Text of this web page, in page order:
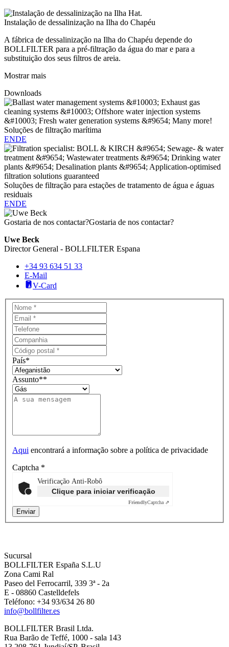
Instalação de dessalinização na Ilha do Chapéu
A fábrica de dessalinização na Ilha do Chapéu depende do
BOLLFILTER para a pré-filtração da água do mar e para a
substituição dos seus filtros de areia.
Mostrar mais
Downloads
Soluções de filtração marítima
ENDE
Soluções de filtração para estações de tratamento de água e águas
residuais
ENDE
Gostaria de nos contactar?Gostaria de nos contactar?
Uwe Beck
Director General - BOLLFILTER Espana
+34 93 634 51 33
E-Mail
V-Card
País*
Assunto**
Aqui encontrará a informação sobre a política de privacidade
Captcha *
Verificação Anti-Robô
Clique para iniciar verificação
FriendlyCaptcha ⇗
Sucursal
BOLLFILTER España S.L.U
Zona Cami Ral
Paseo del Ferrocarril, 339 3ª - 2a
E - 08860 Castelldefels
Teléfono: +34 93/634 26 80
info@bollfilter.es
BOLLFILTER Brasil Ltda.
Rua Barão de Teffé, 1000 - sala 143